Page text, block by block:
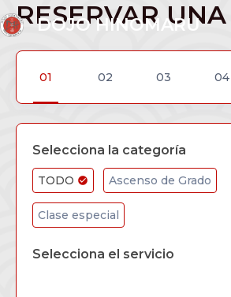
al
contenido
DOJO HINOMARU
RESERVAR
Selecciona la categoría
TODO Ascenso de Grado
Clase especial
Selecciona el servicio